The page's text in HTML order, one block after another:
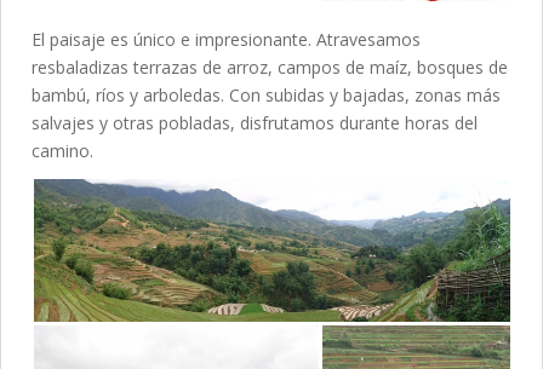
El paisaje es único e impresionante. Atravesamos
resbaladizas terrazas de arroz, campos de maíz, bosques de
bambú, ríos y arboledas. Con subidas y bajadas, zonas más
salvajes y otras pobladas, disfrutamos durante horas del
camino.